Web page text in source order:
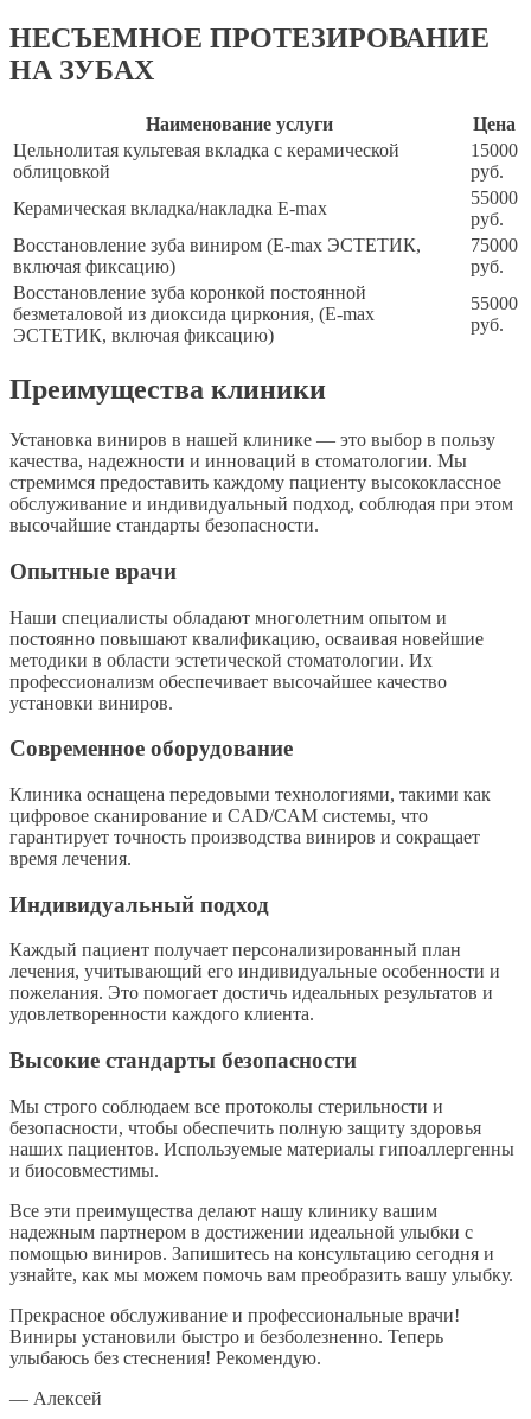
НЕСЪЕМНОЕ ПРОТЕЗИРОВАНИЕ
НА ЗУБАХ
Наименование услуги
Цена
Цельнолитая культевая вкладка с керамической
облицовкой
15000
руб.
Керамическая вкладка/накладка E-max
55000
руб.
Восстановление зуба виниром (E-max ЭСТЕТИК,
включая фиксацию)
75000
руб.
Восстановление зуба коронкой постоянной
безметаловой из диоксида циркония, (E-max
ЭСТЕТИК, включая фиксацию)
55000
руб.
Преимущества клиники
Установка виниров в нашей клинике — это выбор в пользу
качества, надежности и инноваций в стоматологии. Мы
стремимся предоставить каждому пациенту высококлассное
обслуживание и индивидуальный подход, соблюдая при этом
высочайшие стандарты безопасности.
Опытные врачи
Наши специалисты обладают многолетним опытом и
постоянно повышают квалификацию, осваивая новейшие
методики в области эстетической стоматологии. Их
профессионализм обеспечивает высочайшее качество
установки виниров.
Современное оборудование
Клиника оснащена передовыми технологиями, такими как
цифровое сканирование и CAD/CAM системы, что
гарантирует точность производства виниров и сокращает
время лечения.
Индивидуальный подход
Каждый пациент получает персонализированный план
лечения, учитывающий его индивидуальные особенности и
пожелания. Это помогает достичь идеальных результатов и
удовлетворенности каждого клиента.
Высокие стандарты безопасности
Мы строго соблюдаем все протоколы стерильности и
безопасности, чтобы обеспечить полную защиту здоровья
наших пациентов. Используемые материалы гипоаллергенны
и биосовместимы.
Все эти преимущества делают нашу клинику вашим
надежным партнером в достижении идеальной улыбки с
помощью виниров. Запишитесь на консультацию сегодня и
узнайте, как мы можем помочь вам преобразить вашу улыбку.
Прекрасное обслуживание и профессиональные врачи!
Виниры установили быстро и безболезненно. Теперь
улыбаюсь без стеснения! Рекомендую.
— Алексей